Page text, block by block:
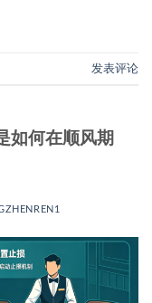
发表评论
如何在顺风期